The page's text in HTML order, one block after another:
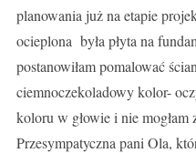
planowania już na etapie
ocieplona była płyta na
postanowiłam pomalować
ciemnoczekoladowy kolor-
koloru w głowie i nie
Przesympatyczna pani Ola,